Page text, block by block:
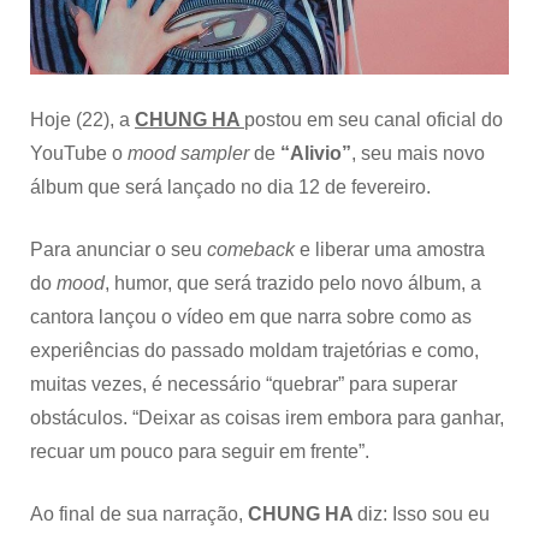
Hoje (22), a CHUNG HA postou em seu canal oficial do
YouTube o mood samplerde “Alivio”, seu mais novo
álbum que será lançado no dia 12 de fevereiro.
Para anunciar o seu comebacke liberar uma amostra
do mood, humor, que será trazido pelo novo álbum, a
cantora lançou o vídeo em que narra sobre como as
experiências do passado moldam trajetórias e como,
muitas vezes, é necessário “quebrar” para superar
obstáculos. “Deixar as coisas irem embora para ganhar,
recuar um pouco para seguir em frente”.
Ao final de sua narração, CHUNG HA diz: Isso sou eu